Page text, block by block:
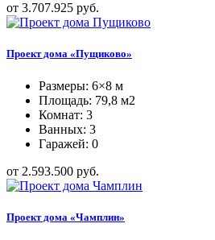
от 3.707.925 руб.
Проект дома «Пущиково»
Размеры: 6×8 м
Площадь: 79,8 м2
Комнат: 3
Ванных: 3
Гаражей: 0
от 2.593.500 руб.
Проект дома «Чамплин»